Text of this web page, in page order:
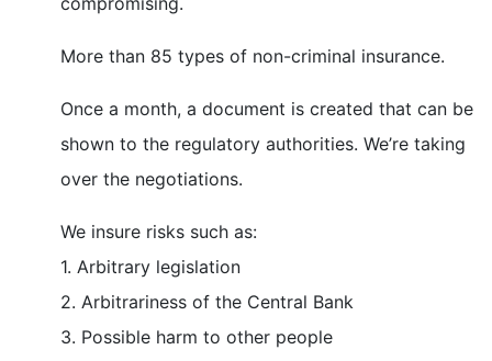
More than 85 types of non-criminal insurance.
Once a month, a document is created that can be
shown to the regulatory authorities. We’re taking
over the negotiations.
We insure risks such as:
1. Arbitrary legislation
2. Arbitrariness of the Central Bank
3. Possible harm to other people